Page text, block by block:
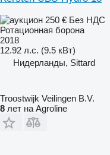
250 € Без НДС
Ротационная борона
2018
12.92 л.с. (9.5 кВт)
Нидерланды, Sittard
Troostwijk Veilingen B.V.
8 лет на Agroline